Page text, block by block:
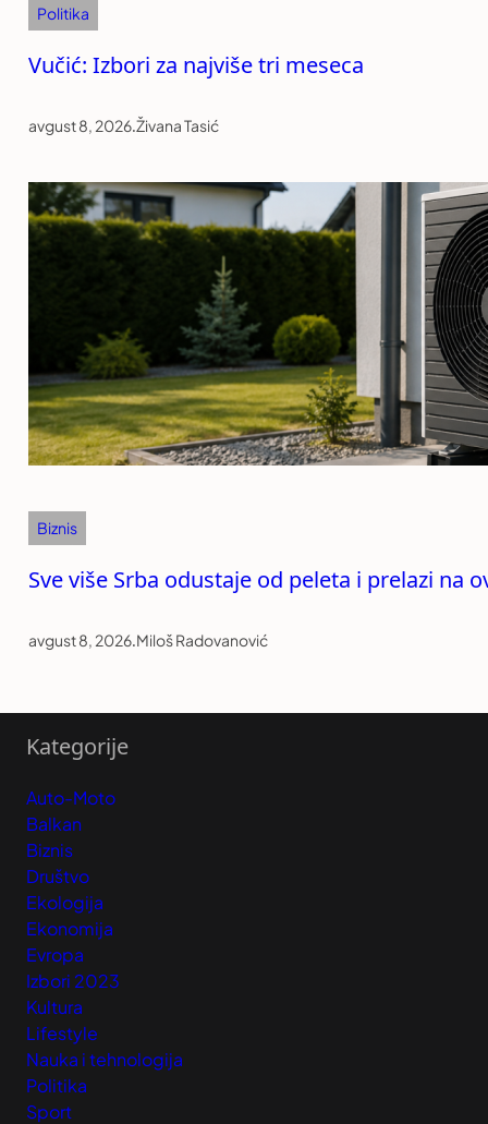
Politika
Vučić: Izbori za najviše tri meseca
avgust 8, 2026.Živana Tasić
Biznis
Sve više Srba odustaje od peleta i prelazi na
avgust 8, 2026.Miloš Radovanović
Kategorije
Auto-Moto
Balkan
Biznis
Društvo
Ekologija
Ekonomija
Evropa
Izbori 2023
Kultura
Lifestyle
Nauka i tehnologija
Politika
Sport